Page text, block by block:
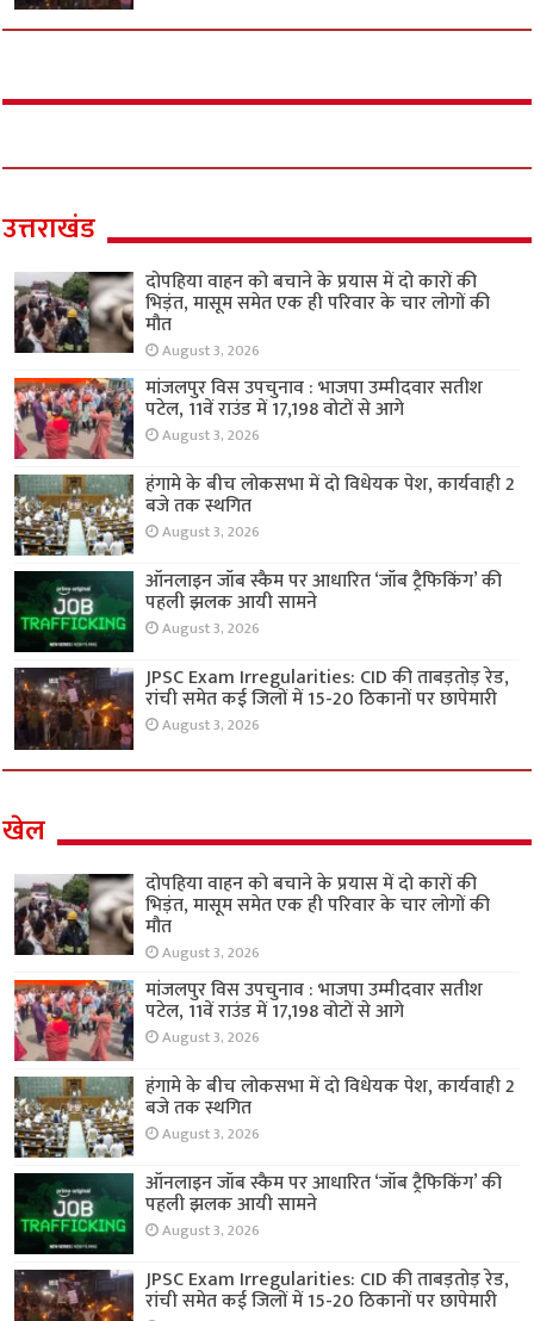
उत्तराखंड
दोपहिया वाहन को बचाने के प्रयास में दो कारों की
भिड़ंत, मासूम समेत एक ही परिवार के चार लोगों की
मौत
August 3, 2026
मांजलपुर विस उपचुनाव : भाजपा उम्मीदवार सतीश
पटेल, 11वें राउंड में 17,198 वोटों से आगे
August 3, 2026
हंगामे के बीच लोकसभा में दो विधेयक पेश, कार्यवाही 2
बजे तक स्थगित
August 3, 2026
ऑनलाइन जॉब स्कैम पर आधारित ‘जॉब ट्रैफिकिंग’ की
पहली झलक आयी सामने
August 3, 2026
JPSC Exam Irregularities: CID की ताबड़तोड़ रेड,
रांची समेत कई जिलों में 15-20 ठिकानों पर छापेमारी
August 3, 2026
खेल
दोपहिया वाहन को बचाने के प्रयास में दो कारों की
भिड़ंत, मासूम समेत एक ही परिवार के चार लोगों की
मौत
August 3, 2026
मांजलपुर विस उपचुनाव : भाजपा उम्मीदवार सतीश
पटेल, 11वें राउंड में 17,198 वोटों से आगे
August 3, 2026
हंगामे के बीच लोकसभा में दो विधेयक पेश, कार्यवाही 2
बजे तक स्थगित
August 3, 2026
ऑनलाइन जॉब स्कैम पर आधारित ‘जॉब ट्रैफिकिंग’ की
पहली झलक आयी सामने
August 3, 2026
JPSC Exam Irregularities: CID की ताबड़तोड़ रेड,
रांची समेत कई जिलों में 15-20 ठिकानों पर छापेमारी